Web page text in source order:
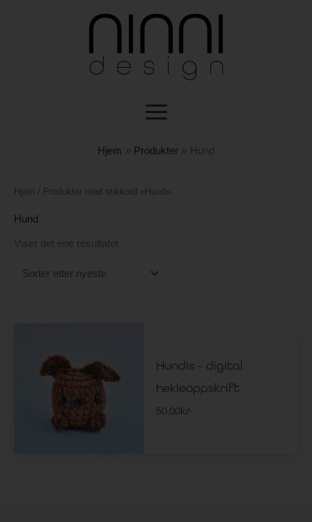
Hjem Produkter Hund
Hjem / Produkter med stikkord «Hund»
Hund
Viser det ene resultatet
Hundis – digital
hekleoppskrift
50.00kr